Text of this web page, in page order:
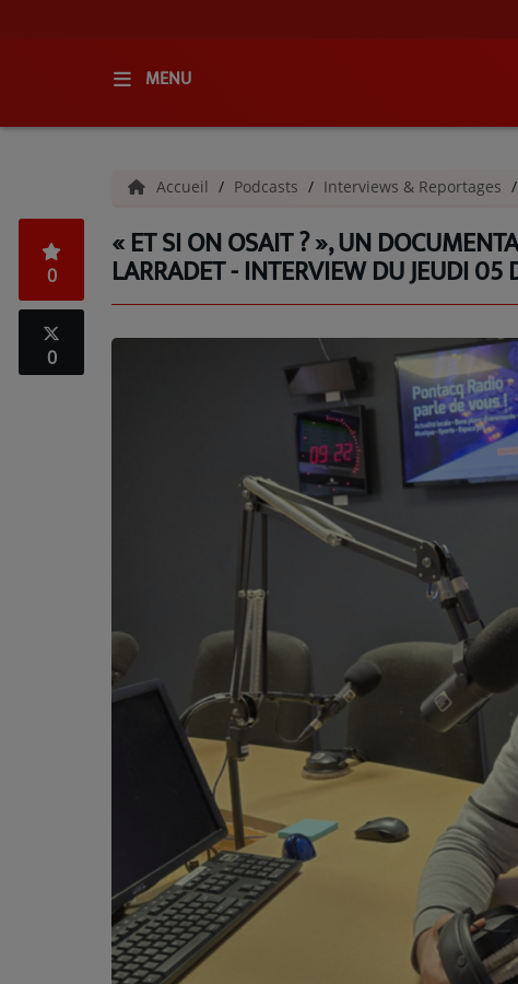
MENU
QUI SOMMES-NOUS ?
GRILLE DES PROGRAMMES
C'ÉTAIT QUOI CE TITRE ?
ANNONCEURS & ESPACE PRO
VOTRE PUBLICITÉ SUR PONTACQ RADIO
ÉDUCATION AUX MÉDIAS ET À
L'INFORMATION
EN QUOI ÇA CONSISTE ?
ÉCOUTEZ LES PRODUCTIONS
Accueil Podcasts Interviews & Reportages
« ET SI ON OSAIT ? », UN
LARRADET - INTERVIEW DU JEUDI 05
0
0